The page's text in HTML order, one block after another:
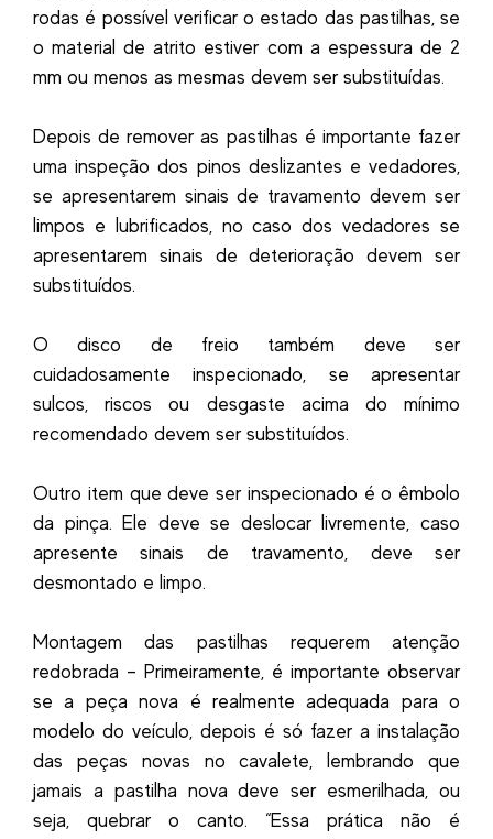
rodas é possível verificar o estado das pastilhas, se
o material de atrito estiver com a espessura de 2
mm ou menos as mesmas devem ser substituídas.
Depois de remover as pastilhas é importante fazer
uma inspeção dos pinos deslizantes e vedadores,
se apresentarem sinais de travamento devem ser
limpos e lubrificados, no caso dos vedadores se
apresentarem sinais de deterioração devem ser
substituídos.
O disco de freio também deve ser
cuidadosamente inspecionado, se apresentar
sulcos, riscos ou desgaste acima do mínimo
recomendado devem ser substituídos.
Outro item que deve ser inspecionado é o êmbolo
da pinça. Ele deve se deslocar livremente, caso
apresente sinais de travamento, deve ser
desmontado e limpo.
Montagem das pastilhas requerem atenção
redobrada – Primeiramente, é importante observar
se a peça nova é realmente adequada para o
modelo do veículo, depois é só fazer a instalação
das peças novas no cavalete, lembrando que
jamais a pastilha nova deve ser esmerilhada, ou
seja, quebrar o canto. “Essa prática não é